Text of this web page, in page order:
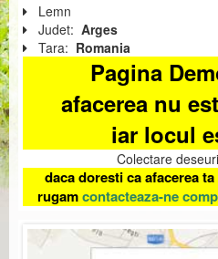
Lemn
Judet: Arges
Tara: Romania
Pagina
afacerea nu
iar locul
Colectare
daca doresti ca afacerea
rugamcontacteaza-ne